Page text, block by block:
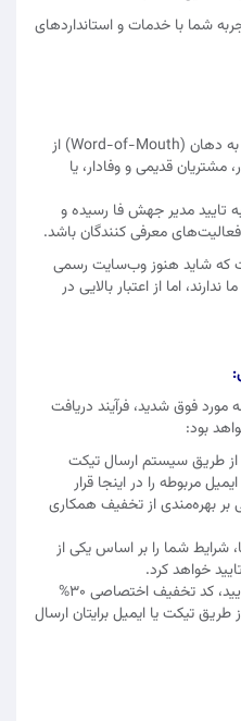
شما با خدمات و استانداردهای
معرفی و ارائه دهان به دهان (Word-of-Mouth) از
قدیمی و وفادار، یا
تایید مدیر جهش فا رسیده و
معرفی‌ کنندگان باشد.
که شاید هنوز وب‌سایت رسمی
اما از اعتبار بالایی در
فوق شدید، فرآیند دریافت
بود:
طریق سیستم ارسال تیکت
مربوطه را در اینجا قرار
بر بهره‌مندی از تخفیف همکاری
شرایط شما را بر اساس یکی از
خواهد کرد.
: پس از تایید، کد تخفیف اختصاصی 30%
تیکت یا ایمیل برایتان ارسال